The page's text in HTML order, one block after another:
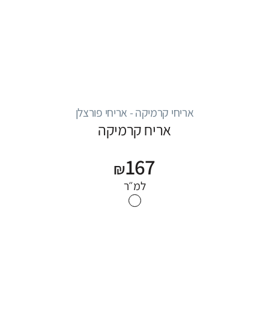
אריחי קרמיקה - אריחי פורצלן
אריח קרמיקה
₪167
למ״ר